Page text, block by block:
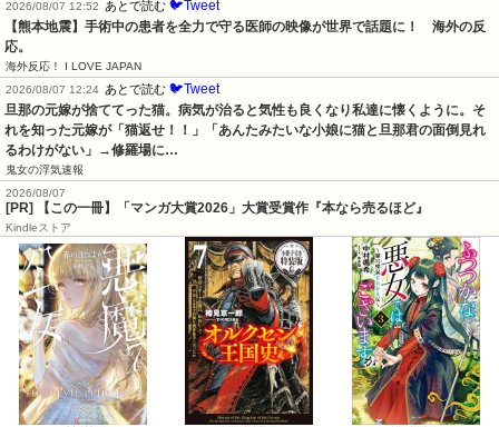
2026/08/07 12:52
あとで読む 🐦Tweet
【熊本地震】手術中の患者を全力で守る医師の映像が世界で話題に！　海外の反
応。
海外反応！ I LOVE JAPAN
2026/08/07 12:24 あとで読む 🐦Tweet
旦那の元嫁が捨ててった猫。病気が治ると気性も良くなり私達に懐くように。そ
れを知った元嫁が「猫返せ！！」「あんたみたいな小娘に猫と旦那君の面倒見れ
るわけがない」→修羅場に…
鬼女の浮気速報
2026/08/07
[PR] 【この一冊】「マンガ大賞2026」大賞受賞作『本なら売るほど』
Kindleストア